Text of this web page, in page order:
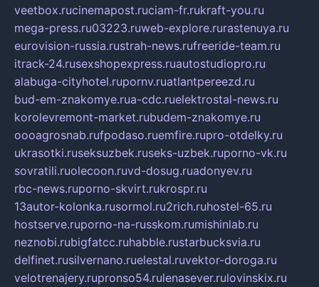
veetbox.rucinemapost.ruciam-fr.rukraft-you.ru
mega-press.ru03223.ruweb-explore.rurastenuya.ru
eurovision-russia.rustrah-news.rufreeride-team.ru
itrack-24.rusexshopexpress.ruautostudiopro.ru
alabuga-cityhotel.rupornv.ruatlantpereezd.ru
bud-em-znakomye.rua-cdc.ruelektrostal-news.ru
korolevremont-market.rubudem-znakomye.ru
oooagrosnab.rufpodaso.ruemfire.rupro-otdelky.ru
ukrasotki.ruseksuzbek.ruseks-uzbek.ruporno-vk.ru
sovratili.ruolecoon.ruvd-dosug.ruadonyev.ru
rbc-news.ruporno-skvirt.rukrospr.ru
13autor-kolonka.rusormol.ru2rich.ruhostel-65.ru
hostserve.ruporno-na-russkom.rumishinlab.ru
neznobi.rubigfatcc.ruhabble.rustarbucksvia.ru
delfinet.rusilvernano.ruelestal.ruvektor-doroga.ru
velotrenajery.rupronso54.rulenasever.rulovinskix.ru